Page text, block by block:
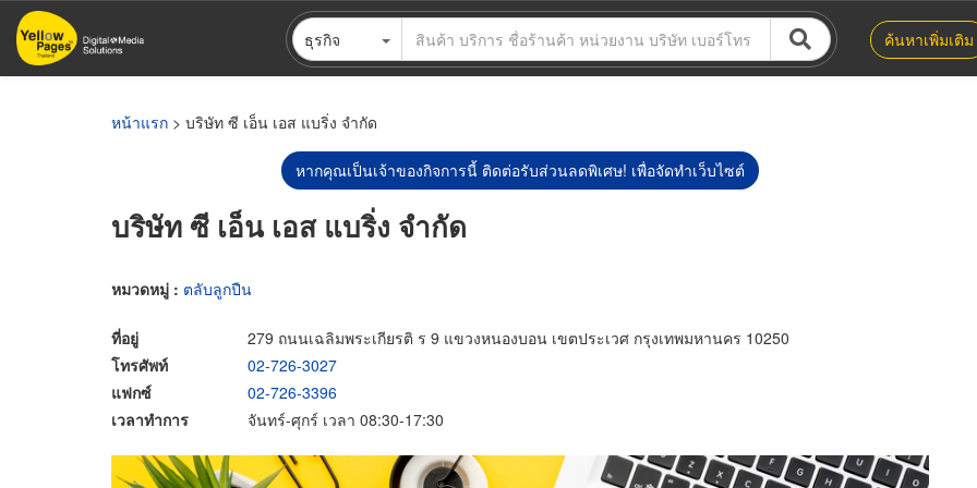
ข้าม
ไป
ธุรกิจ ค้นหาเพิ่มเติม
หน้าแรก > บริษัท ซี เอ็น เอส แบริ่ง จำกัด
หากคุณเป็นเจ้าของกิจการนี้ ติดต่อรับส่วนลดพิเศษ! เพื่อจัดทำเว็บไซต์
บริษัท ซี เอ็น เอส แบริ่ง จำกัด
หมวดหมู่ : ตลับลูกปืน
ที่อยู่
279 ถนนเฉลิมพระเกียรติ ร 9 แขวงหนองบอน เขตประเวศ กรุงเทพมหานคร 10250
โทรศัพท์
02-726-3027
แฟกซ์
02-726-3396
เวลาทำการ
จันทร์-ศุกร์ เวลา 08:30-17:30